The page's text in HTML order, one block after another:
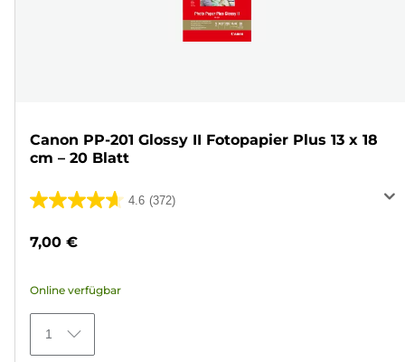
Canon PP-201 Glossy II Fotopapier Plus 13 x 18
cm – 20 Blatt
4.6 (372)
4.6
372
Bewertungen
7,00 €
Online verfügbar
1